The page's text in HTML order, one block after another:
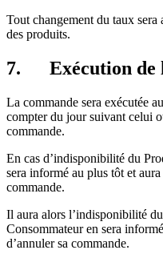
Tout changement du taux
des produits.
7. Exécution de
La commande sera exécutée
compter du jour suivant celui
commande.
En cas d’indisponibilité du
sera informé au plus tôt et
commande.
Il aura alors l’indisponibilité
Consommateur en sera
d’annuler sa commande.